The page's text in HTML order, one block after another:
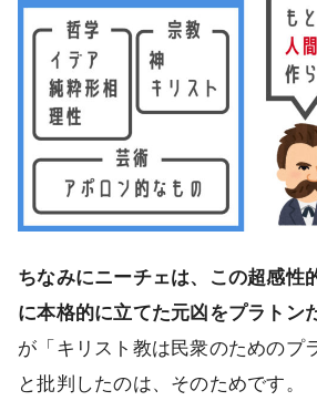
ちなみにニーチェは、この超感性
に本格的に立てた元凶をプラトン
が「キリスト教は民衆のためのプ
と批判したのは、そのためです。